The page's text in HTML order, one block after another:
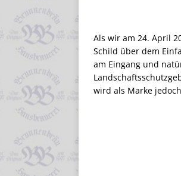
Als wir am 24. April
Schild über dem
am Eingang und
wird als Marke